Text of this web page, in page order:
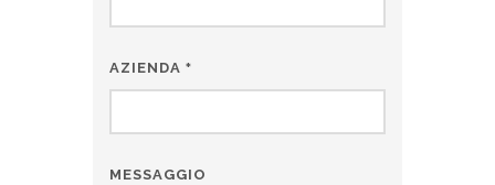
AZIENDA *
MESSAGGIO